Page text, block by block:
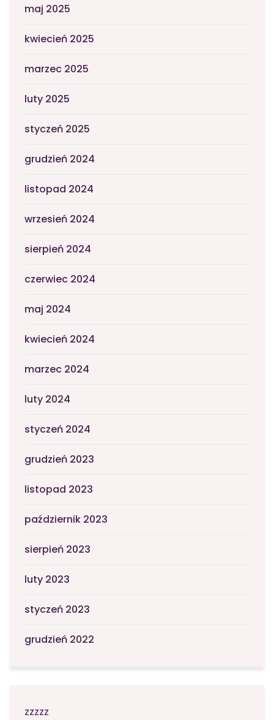
maj 2025
kwiecień 2025
marzec 2025
luty 2025
styczeń 2025
grudzień 2024
listopad 2024
wrzesień 2024
sierpień 2024
czerwiec 2024
maj 2024
kwiecień 2024
marzec 2024
luty 2024
styczeń 2024
grudzień 2023
listopad 2023
październik 2023
sierpień 2023
luty 2023
styczeń 2023
grudzień 2022
zzzzz